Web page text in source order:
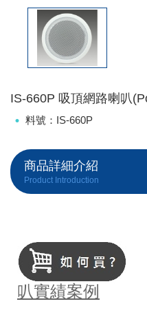
IS-660P 吸頂網路喇叭
料號：IS-660P
商品詳細介紹
Product Introduction
叭實績案例